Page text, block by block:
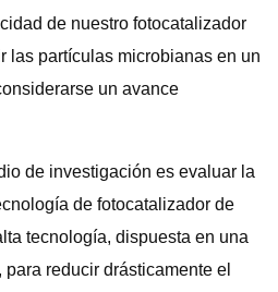
de nuestro fotocatalizador
las partículas microbianas en un
un avance
de investigación es evaluar la
de fotocatalizador de
tecnología, dispuesta en una
reducir drásticamente el